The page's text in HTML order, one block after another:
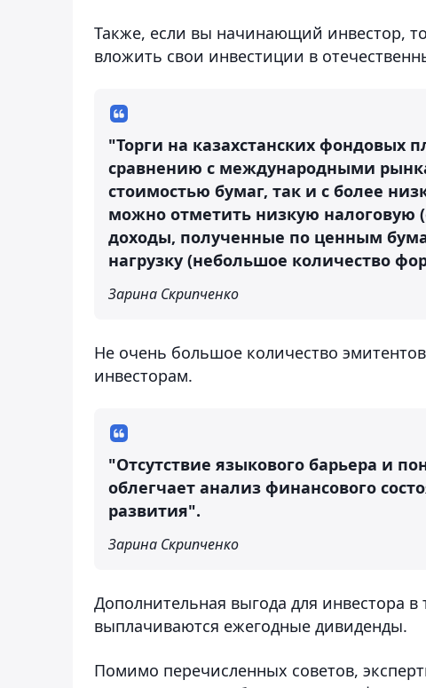
Также, если вы начинающий инвестор,
вложить свои инвестиции в
"Торги на казахстанских фондовых
сравнению с международными
стоимостью бумаг, так и с более
можно отметить низкую налоговую
доходы, полученные по ценным
нагрузку (небольшое количество
Зарина Скрипченко
Не очень большое количество
инвесторам.
"Отсутствие языкового барьера и
облегчает анализ финансового
развития".
Зарина Скрипченко
Дополнительная выгода для инвестора
выплачиваются ежегодные дивиденды.
Помимо перечисленных советов,